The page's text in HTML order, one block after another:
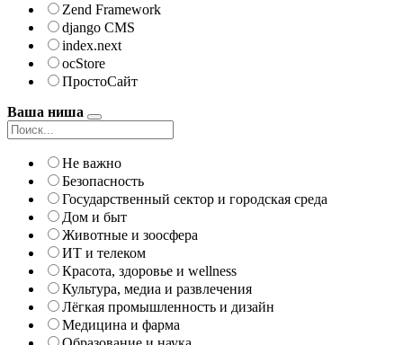
Zend Framework
django CMS
index.next
ocStore
ПростоСайт
Ваша ниша
Не важно
Безопасность
Государственный сектор и городская среда
Дом и быт
Животные и зоосфера
ИТ и телеком
Красота, здоровье и wellness
Культура, медиа и развлечения
Лёгкая промышленность и дизайн
Медицина и фарма